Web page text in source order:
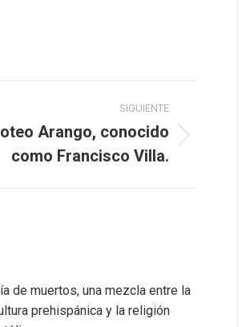
SIGUIENTE
Arango, conocido
como Francisco Villa.
de muertos, una mezcla entre la
prehispánica y la religión